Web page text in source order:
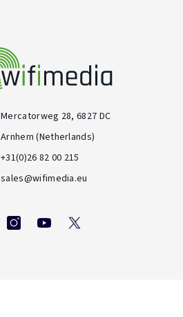
Mercatorweg 28, 6827 DC
Arnhem (Netherlands)
+31(0)26 82 00 215
sales@wifimedia.eu